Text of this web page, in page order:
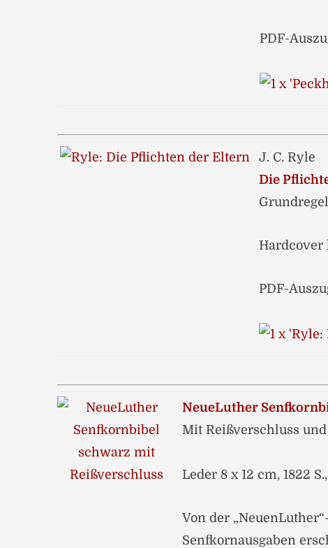
PDF-
J. C. Ryle
Die
Hardcover
PDF-
NeueLuther
Mit Reißverschluss
Leder 8 x 12 cm, 1822
Von der
Senfkornausgaben